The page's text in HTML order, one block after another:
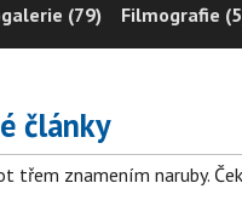
(79) Filmografie
články
třem znamením naruby.